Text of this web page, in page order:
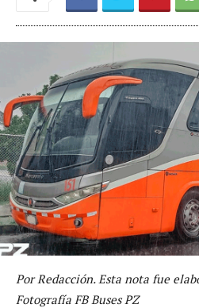
Por Redacción. Esta nota fue
Fotografía FB Buses PZ